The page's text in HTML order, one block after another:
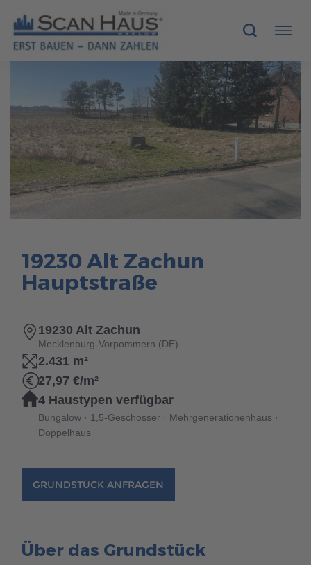
MUSTERHÄUSER
SCANHAUS-VORTEILE
RUND UMS BAUEN
KONTAKT
038221 4000
MUSTERHAUS FINDEN
19230 Alt Zachun
Hauptstraße
19230 Alt Zachun
Mecklenburg-Vorpommern (DE)
2.431 m²
27,97 €/m²
4 Haustypen verfügbar
Bungalow · 1,5-Geschosser · Mehrgenerationenhaus ·
Doppelhaus
GRUNDSTÜCK ANFRAGEN
Über das Grundstück